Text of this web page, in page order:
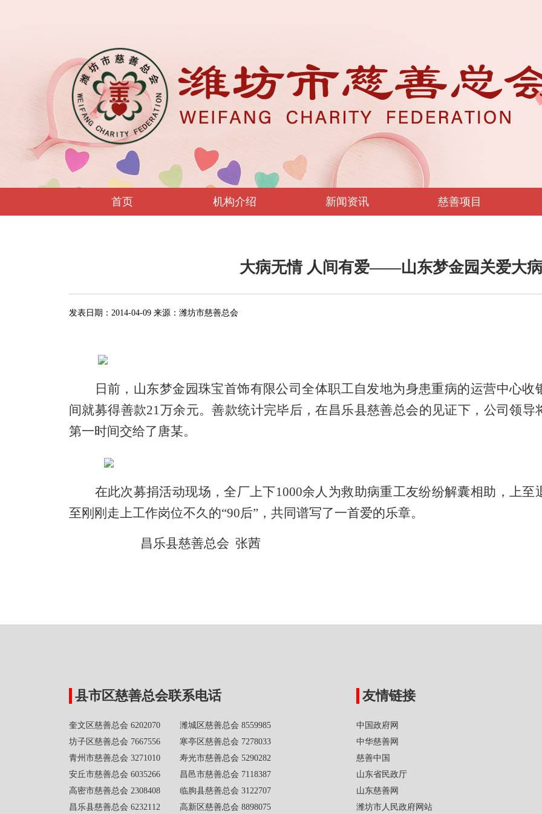
首页 机构介绍 新闻资讯 慈善项目
大病无情 人间有爱——山东梦金园关爱大
发表日期： 2014-04-09 来源： 潍坊市慈善总会
日前，山东梦金园珠宝首饰有限公司全体职工自发地为身患重病的运营中心收
间就募得善款21万余元。善款统计完毕后，在昌乐县慈善总会的 见证下，公司领导
第一时间交给了 唐某。
在此次募捐活动现场，全厂上下1000余人 为救助病重工友纷纷解囊相助，上
至刚刚走上工作岗位不久的“90后” ，共同谱写了一首爱的乐章。
昌乐县慈善总会 张茜
县市区慈善总会联系电话
奎文区慈善总会 6202070 潍城区慈善总会 8559985
坊子区慈善总会 7667556 寒亭区慈善总会 7278033
青州市慈善总会 3271010 寿光市慈善总会 5290282
安丘市慈善总会 6035266 昌邑市慈善总会 7118387
高密市慈善总会 2308408 临朐县慈善总会 3122707
昌乐县慈善总会 6232112 高新区慈善总会 8898075
友情链接
中国政府网
中华慈善网
慈善中国
山东省民政厅
山东慈善网
潍坊市人民政府网站